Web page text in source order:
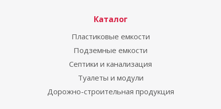
Каталог
Пластиковые емкости
Подземные емкости
Септики и канализация
Туалеты и модули
Дорожно-строительная продукция